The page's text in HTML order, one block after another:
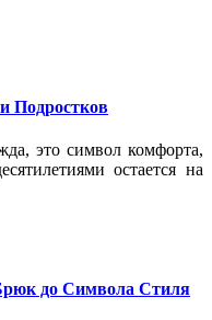
Подростков
это символ комфорта,
остается на
до Символа Стиля